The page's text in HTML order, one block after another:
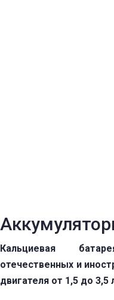
Кальциевая
отечественных и
двигателя от 1,5 до 3,5